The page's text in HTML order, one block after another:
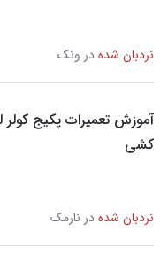
نردبان شدهدر ونک
آموزش تعمیرات پکیج کولر
کشی
نردبان شدهدر نارمک